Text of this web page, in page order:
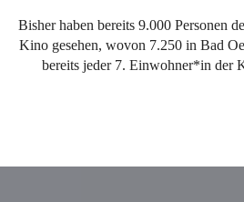
Bisher haben bereits 9.000 Personen
Kino gesehen, wovon 7.250 in Bad
bereits jeder 7. Einwohner*in der